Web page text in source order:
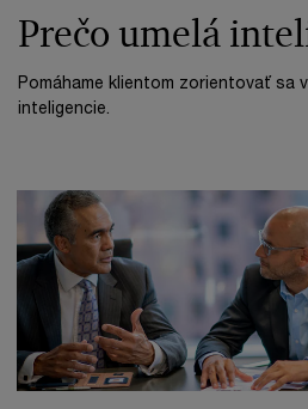
Prečo umelá
Pomáhame klientom zorientovať sa
inteligencie.